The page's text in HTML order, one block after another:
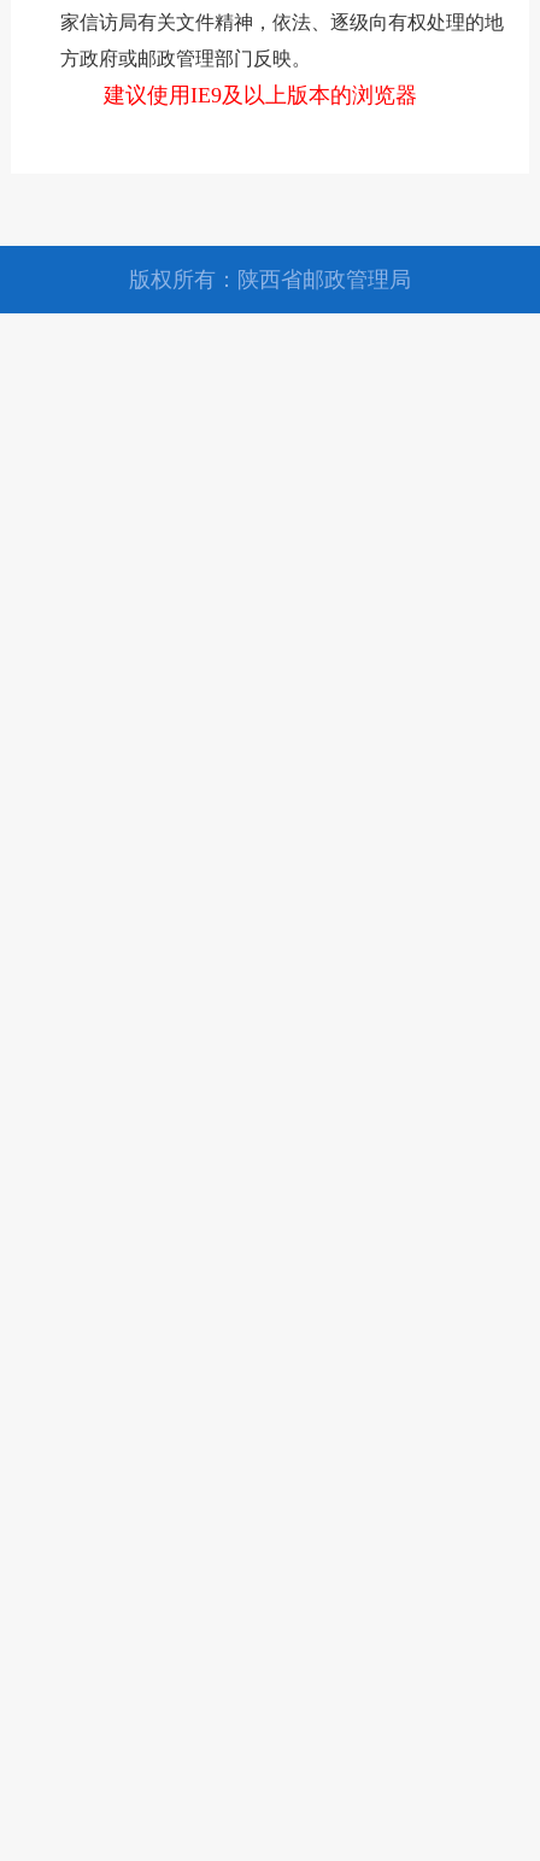
家信访局有关文件精神，依法、逐级向有权处理的地
方政府或邮政管理部门反映。
建议使用IE9及以上版本的浏览器
版权所有：陕西省邮政管理局